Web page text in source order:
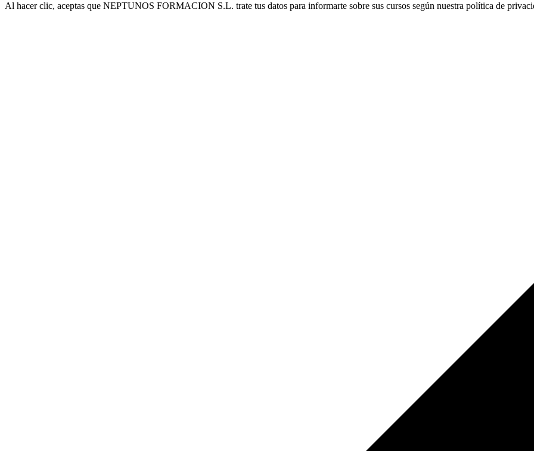
Al hacer clic, aceptas que NEPTUNOS FORMACION S.L. trate tus datos para informarte sobre sus cursos según nuestra política de